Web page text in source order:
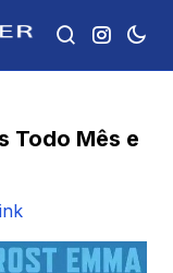
Todo Mês e